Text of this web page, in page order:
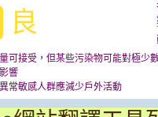
良
可接受，但某些污染物可能對極少
響
常敏感人群應減少戶外活動